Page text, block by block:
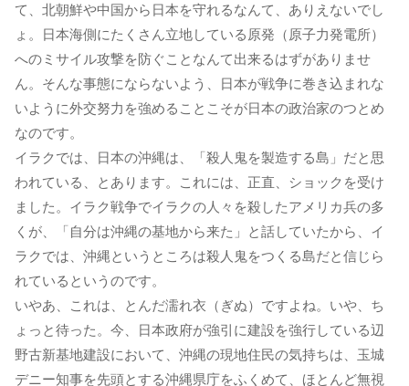
て、北朝鮮や中国から日本を守れるなんて、ありえないでし
ょ。日本海側にたくさん立地している原発（原子力発電所）
へのミサイル攻撃を防ぐことなんて出来るはずがありませ
ん。そんな事態にならないよう、日本が戦争に巻き込まれな
いように外交努力を強めることこそが日本の政治家のつとめ
なのです。
イラクでは、日本の沖縄は、「殺人鬼を製造する島」だと思
われている、とあります。これには、正直、ショックを受け
ました。イラク戦争でイラクの人々を殺したアメリカ兵の多
くが、「自分は沖縄の基地から来た」と話していたから、イ
ラクでは、沖縄というところは殺人鬼をつくる島だと信じら
れているというのです。
いやあ、これは、とんだ濡れ衣（ぎぬ）ですよね。いや、ち
ょっと待った。今、日本政府が強引に建設を強行している辺
野古新基地建設において、沖縄の現地住民の気持ちは、玉城
デニー知事を先頭とする沖縄県庁をふくめて、ほとんど無視